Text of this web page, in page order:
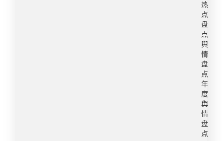
工”。点击查看该事件舆情简报全文：拼多多23岁员
娃娃”事件舆情概述1月7日，有微博博主曝光了一起
热
点
盘
点
舆
情
盘
点
年
度
舆
情
盘
点